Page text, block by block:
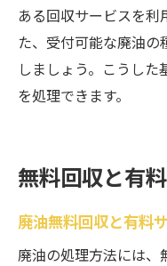
ある回収サービスを利
た、受付可能な廃油
しましょう。こうし
を処理できます。
無料回収と有
廃油無料回収と有料
廃油の処理方法には